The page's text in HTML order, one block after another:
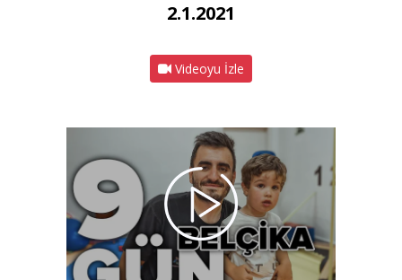
2.1.2021
Videoyu İzle